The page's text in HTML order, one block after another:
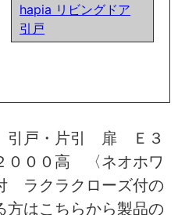
hapia リビングドア
引戸
引戸・片引 扉 Ｅ３
００高 〈ネオホワ
ラクラクローズ付の
方はこちらから製品の